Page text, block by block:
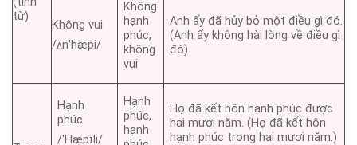
từ)
Không vui
/ʌnˈhæpi/
Không
hạnh
phúc,
không
vui
Anh ấy đã hủy bỏ một điều gì đó.
(Anh ấy không hài lòng về điều gì
đó)
Hạnh
phúc
/ˈHæpɪli/
Hạnh
phúc,
hạnh
Họ đã kết hôn hạnh phúc được
hai mươi năm. (Họ đã kết hôn
hạnh phúc trong hai mươi năm.)